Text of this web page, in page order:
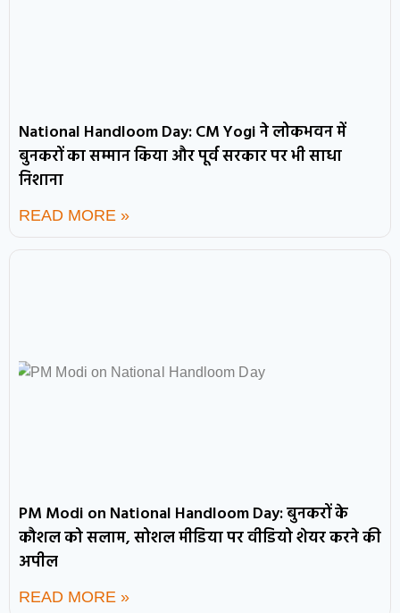
National Handloom Day: CM Yogi ने लोकभवन में
बुनकरों का सम्मान किया और पूर्व सरकार पर भी साधा
निशाना
READ MORE »
PM Modi on National Handloom Day: बुनकरों के
कौशल को सलाम, सोशल मीडिया पर वीडियो शेयर करने की
अपील
READ MORE »